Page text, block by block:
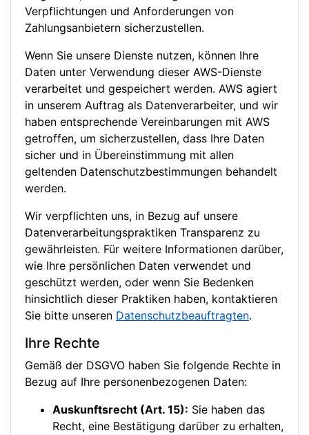
Verpflichtungen und Anforderungen von
Zahlungsanbietern sicherzustellen.
Wenn Sie unsere Dienste nutzen, können Ihre
Daten unter Verwendung dieser AWS-Dienste
verarbeitet und gespeichert werden. AWS agiert
in unserem Auftrag als Datenverarbeiter, und wir
haben entsprechende Vereinbarungen mit AWS
getroffen, um sicherzustellen, dass Ihre Daten
sicher und in Übereinstimmung mit allen
geltenden Datenschutzbestimmungen behandelt
werden.
Wir verpflichten uns, in Bezug auf unsere
Datenverarbeitungspraktiken Transparenz zu
gewährleisten. Für weitere Informationen darüber,
wie Ihre persönlichen Daten verwendet und
geschützt werden, oder wenn Sie Bedenken
hinsichtlich dieser Praktiken haben, kontaktieren
Sie bitte unseren Datenschutzbeauftragten.
Ihre Rechte
Gemäß der DSGVO haben Sie folgende Rechte in
Bezug auf Ihre personenbezogenen Daten:
Auskunftsrecht (Art. 15): Sie haben das
Recht, eine Bestätigung darüber zu erhalten,